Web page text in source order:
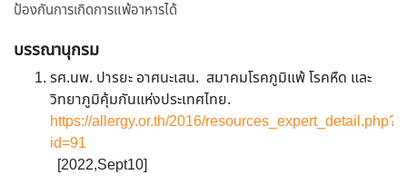
ป้องกันการเกิดการแพ้อาหารได้
บรรณานุกรม
รศ.นพ. ปารยะ อาศนะเสน. สมาคมโรคภูมิแพ้ โรคหืด และ
วิทยาภูมิคุ้มกันแห่งประเทศไทย.
https://allergy.or.th/2016/resources_expert_detail.php?
id=91
[2022,Sept10]